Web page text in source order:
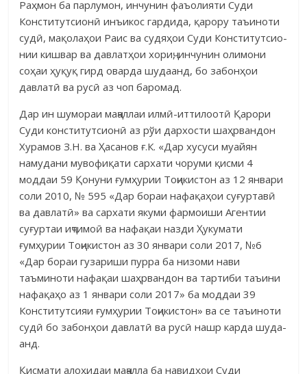
Раҳмон ба парлумон, инчунин фаъолияти Суди
Конститутсионӣ инъикос гардида, қарору таъи­ноти
судӣ, мақолаҳои Раис ва судяҳои Суди Конститут­сио­
нии киш­вар ва давлатҳои хориҷ, инчунин олимони
соҳаи ҳуқуқ гирд оварда шудаанд, бо забонҳои
давлатӣ ва русӣ аз чоп баромад.
Дар ин шумораи маҷаллаи илмӣ-иттилоотӣ Қарори
Суди конститут­сионӣ аз рўи дархости шаҳрвандон
Хурамов З.Н. ва Ҳасанов ғ.К. «Дар хусуси муайян
намудани мувофиқати сархати чоруми қисми 4
моддаи 59 Қонуни ғумҳурии Тоҷи­кистон аз 12 январи
соли 2010, № 595 «Дар бораи нафақаҳои суғуртавӣ
ва давлатӣ» ва сархати якуми фармоиши Агентии
суғуртаи иҷти­моӣ ва нафақаи назди Ҳукумати
ғумҳурии Тоҷикистон аз 30 январи соли 2017, №6
«Дар бораи гузариши пурра ба низоми нави
таъминоти нафақаи шаҳрвандон ва тартиби таъини
нафақаҳо аз 1 январи соли 2017» ба моддаи 39
Конститут­сияи ғумҳурии Тоҷикистон» ва се таъиноти
судӣ бо забонҳои давлатӣ ва русӣ нашр карда шуда­
анд.
Қисмати алоҳидаи маҷалла ба навидҳои Суди